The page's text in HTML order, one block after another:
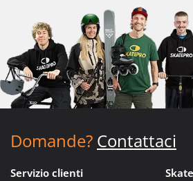
Domande? Contattaci
Servizio clienti